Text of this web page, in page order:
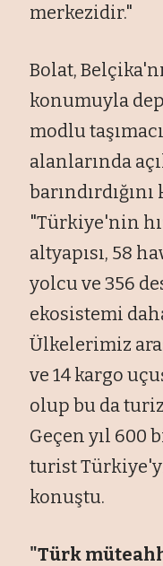
merkezidir."
Bolat,
konumuyla
modlu
alanlarında
"Türkiye'nin
altyapısı, 58
yolcu ve 356
ekosistemi
Ülkelerimiz
ve 14 kargo
olup bu da
Geçen yıl 600
turist
konuştu.
"Türk